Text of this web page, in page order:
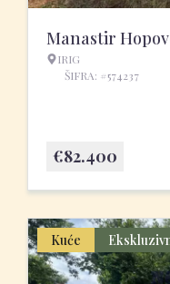
Manastir
IRIG
ŠIFRA: #574237
€82.400
Kuće